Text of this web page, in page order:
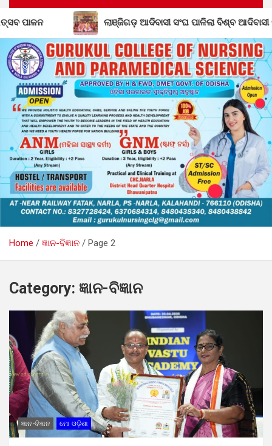
ଲାଞ୍ଜିଗଡ଼ ଆଦିବାସୀ ସଂଘ ପାଳିଲା ବିଶ୍ବ ଆଦିବାସୀ ଦିବସ;
Home ଜ୍ଞାନ-ବିଜ୍ଞାନ Page 2
Category: ଜ୍ଞାନ-ବିଜ୍ଞାନ
ଜ୍ଞାନ-ବିଜ୍ଞାନ ମୋ ଓଡ଼ିଶା